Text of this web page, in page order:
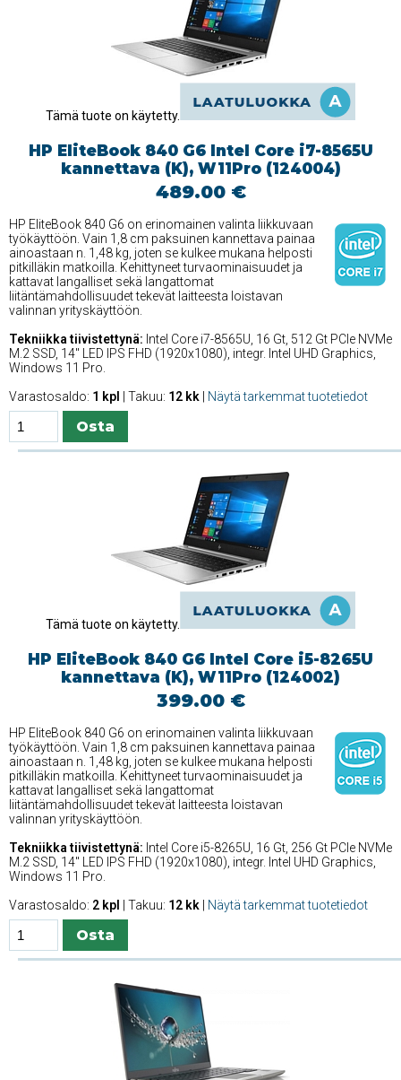
Tämä tuote on käytetty.
HP EliteBook 840 G6 Intel Core i7-8565U
kannettava (K), W11Pro (124004)
489.00 €
HP EliteBook 840 G6 on erinomainen valinta liikkuvaan
työkäyttöön. Vain 1,8 cm paksuinen kannettava painaa
ainoastaan n. 1,48 kg, joten se kulkee mukana helposti
pitkilläkin matkoilla. Kehittyneet turvaominaisuudet ja
kattavat langalliset sekä langattomat
liitäntämahdollisuudet tekevät laitteesta loistavan
valinnan yrityskäyttöön.
Tekniikka tiivistettynä: Intel Core i7-8565U, 16 Gt, 512 Gt PCIe NVMe
M.2 SSD, 14'' LED IPS FHD (1920x1080), integr. Intel UHD Graphics,
Windows 11 Pro.
Varastosaldo: 1 kpl | Takuu: 12 kk Näytä tarkemmat tuotetiedot
Tämä tuote on käytetty.
HP EliteBook 840 G6 Intel Core i5-8265U
kannettava (K), W11Pro (124002)
399.00 €
HP EliteBook 840 G6 on erinomainen valinta liikkuvaan
työkäyttöön. Vain 1,8 cm paksuinen kannettava painaa
ainoastaan n. 1,48 kg, joten se kulkee mukana helposti
pitkilläkin matkoilla. Kehittyneet turvaominaisuudet ja
kattavat langalliset sekä langattomat
liitäntämahdollisuudet tekevät laitteesta loistavan
valinnan yrityskäyttöön.
Tekniikka tiivistettynä: Intel Core i5-8265U, 16 Gt, 256 Gt PCIe NVMe
M.2 SSD, 14'' LED IPS FHD (1920x1080), integr. Intel UHD Graphics,
Windows 11 Pro.
Varastosaldo: 2 kpl | Takuu: 12 kk Näytä tarkemmat tuotetiedot